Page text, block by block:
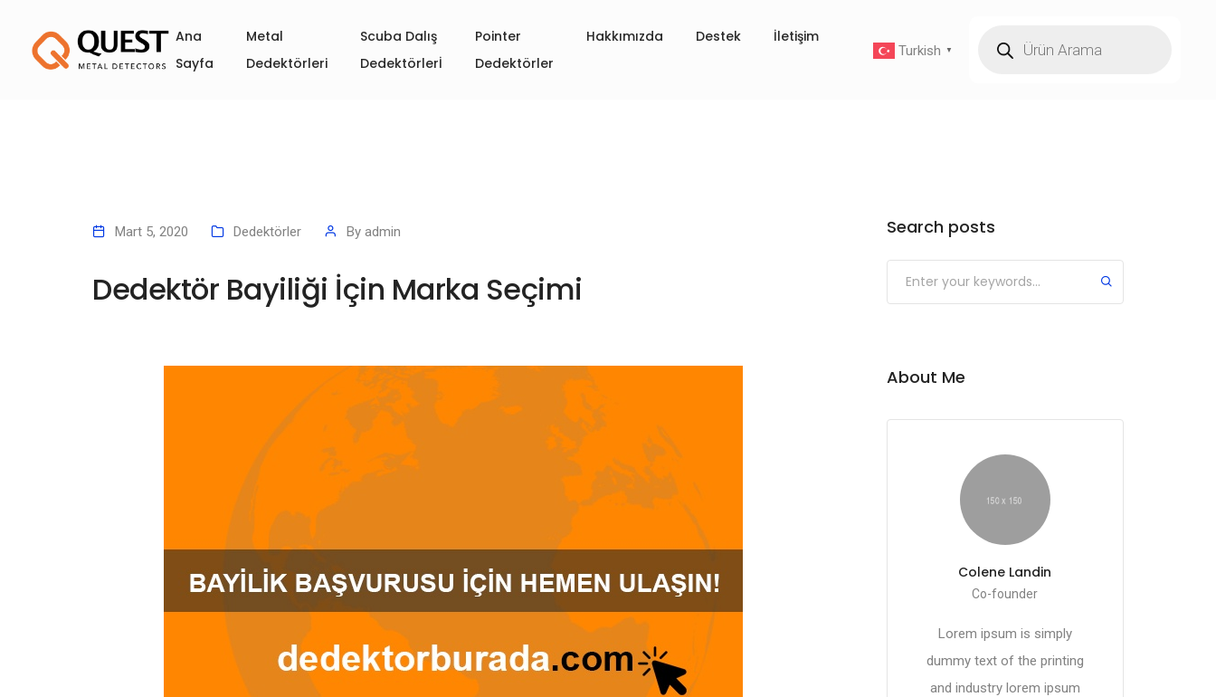
Ana
Sayfa
Metal
Dedektörleri
Scuba Dalış
Dedektörlerİ
Pointer
Dedektörler
Hakkımızda Destek İletişim
Turkish ▼
Mart 5, 2020 Dedektörler By admin
Dedektör Bayiliği İçin Marka Seçimi
Search posts
About Me
Colene Landin
Co-founder
Lorem ipsum is simply
dummy text of the printing
and industry lorem ipsum